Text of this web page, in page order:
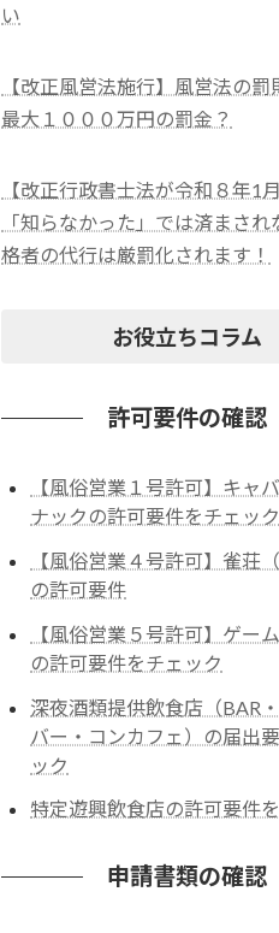
い
【改正風営法施行】風営法の罰
最大１０００万円の罰金？
【改正行政書士法が令和８年1月
「知らなかった」では済まされ
格者の代行は厳罰化されます！
お役立ちコラム
許可要件の確認
【風俗営業１号許可】キャ
ナックの許可要件をチェック
【風俗営業４号許可】雀荘
の許可要件
【風俗営業５号許可】ゲー
の許可要件をチェック
深夜酒類提供飲食店（BAR
バー・コンカフェ）の届出
ック
特定遊興飲食店の許可要件
申請書類の確認